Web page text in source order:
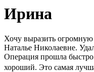
Ирина
Хочу выразить
Наталье Николаевне.
Операция прошла быстро
хороший. Это самая